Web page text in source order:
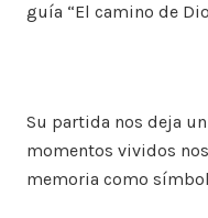
guía “El camino de
Su partida nos deja
momentos vividos
memoria como